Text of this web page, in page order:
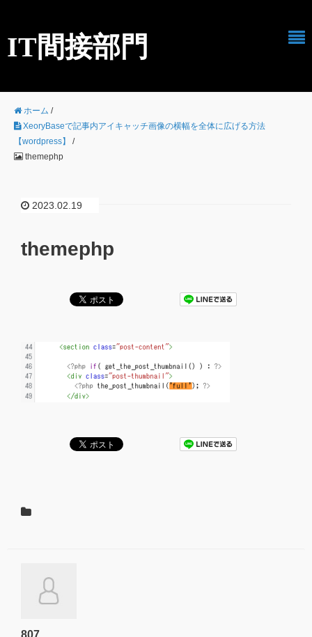
IT間接部門
ホーム /
XeoryBaseで記事内アイキャッチ画像の横幅を全体に広げる方法
【wordpress】
/
themephp
2023.02.19
themephp
807